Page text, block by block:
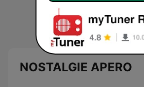
NOSTALGIE APERO